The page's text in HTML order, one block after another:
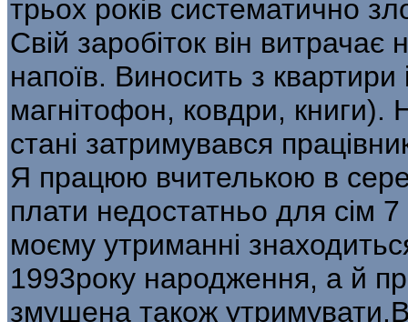
трьох років систематично
Свій заробіток він витрачає
напоїв. Виносить з квартири
магнітофон, ковдри,
стані затримувався
Я працюю вчителькою в
плати недостатньо для сім 7
моєму утриманні
1993року народження, а й
змушена також